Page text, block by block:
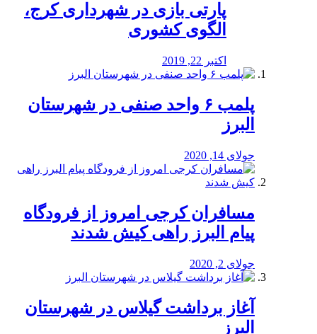
پارتی بازی در شهرداری کرج،
الگوی کشوری
اکتبر 22, 2019
پلمب ۶ واحد صنفی در شهرستان
البرز
جولای 14, 2020
مسافران کرجی امروز از فرودگاه
پیام البرز راهی کیش شدند
جولای 2, 2020
آغاز برداشت گیلاس در شهرستان
البرز